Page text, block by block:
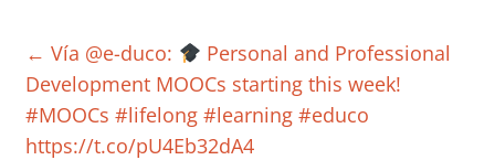
← Vía @e-duco:
Personal and Professional
Development MOOCs starting this week!
#MOOCs #lifelong #learning #educo
https://t.co/pU4Eb32dA4